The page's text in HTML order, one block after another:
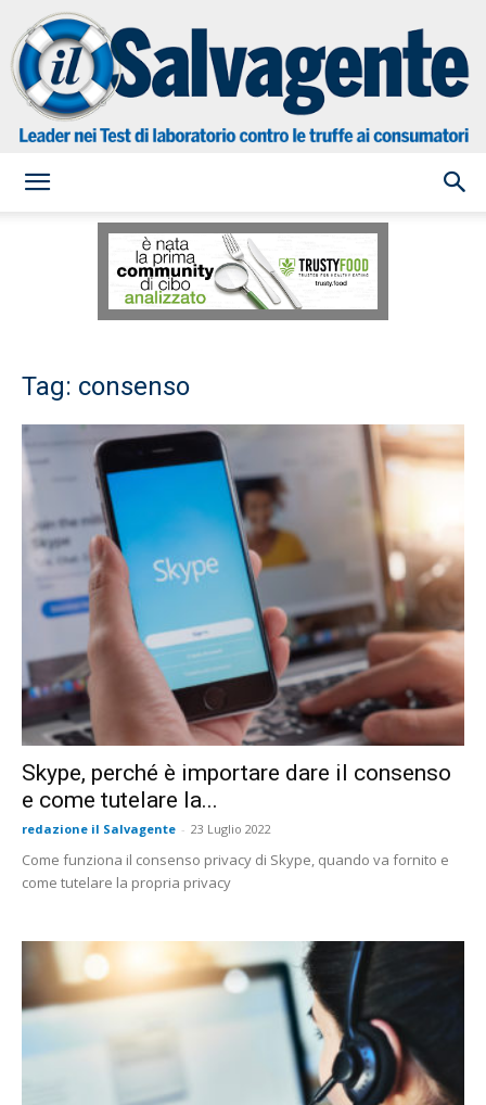
Salvagente
Tag: consenso
Skype, perché è importare dare il consenso
e come tutelare la...
redazione il Salvagente - 23 Luglio 2022
Come funziona il consenso privacy di Skype, quando va fornito e
come tutelare la propria privacy